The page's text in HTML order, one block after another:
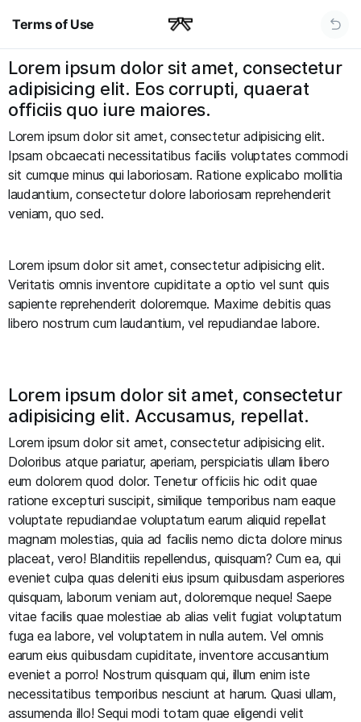
Terms of Use
Lorem ipsum dolor sit amet, consectetur
adipisicing elit. Eos corrupti, quaerat
officiis quo iure maiores.
Lorem ipsum dolor sit amet, consectetur adipisicing elit.
Ipsam obcaecati necessitatibus facilis voluptates commodi
sit cumque minus qui laboriosam. Ratione explicabo mollitia
laudantium, consectetur dolore laboriosam reprehenderit
veniam, quo sed.
Lorem ipsum dolor sit amet, consectetur adipisicing elit.
Veritatis omnis inventore cupiditate a optio vel sunt quis
sapiente reprehenderit doloremque. Maxime debitis quas
libero nostrum cum laudantium, vel repudiandae labore.
Lorem ipsum dolor sit amet, consectetur
adipisicing elit. Accusamus, repellat.
Lorem ipsum dolor sit amet, consectetur adipisicing elit.
Doloribus atque pariatur, aperiam, perspiciatis ullam libero
eum dolorem quod dolor. Tenetur officiis hic odit quae
ratione excepturi suscipit, similique temporibus nam eaque
voluptate repudiandae voluptatum earum aliquid repellat
magnam molestias, quia ad facilis nemo dicta dolore minus
placeat, vero! Blanditiis repellendus, quisquam? Cum ea, qui
eveniet culpa quas deleniti eius ipsum quibusdam asperiores
quisquam, laborum veniam aut, doloremque neque! Saepe
vitae facilis quae molestiae ab alias velit fugiat voluptatum
fuga ea labore, vel voluptatem in nulla autem. Vel omnis
earum eius quibusdam cupiditate, inventore accusantium
eveniet a porro! Nostrum quisquam qui, illum enim iste
necessitatibus temporibus nesciunt at harum. Quasi ullam,
assumenda illo! Sequi modi totam quae eligendi velit